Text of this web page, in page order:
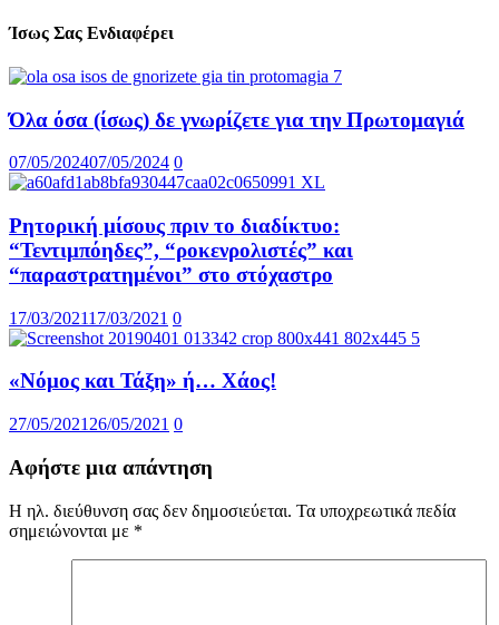
Ίσως Σας Ενδιαφέρει
Όλα όσα (ίσως) δε γνωρίζετε για την Πρωτομαγιά
07/05/202407/05/2024 0
Ρητορική μίσους πριν το διαδίκτυο:
“Τεντιμπόηδες”, “ροκενρολιστές” και
“παραστρατημένοι” στο στόχαστρο
17/03/202117/03/2021 0
«Νόμος και Τάξη» ή… Χάος!
27/05/2021 26/05/2021 0
Αφήστε μια απάντηση
Η ηλ. διεύθυνση σας δεν δημοσιεύεται. Τα υποχρεωτικά πεδία
σημειώνονται με *